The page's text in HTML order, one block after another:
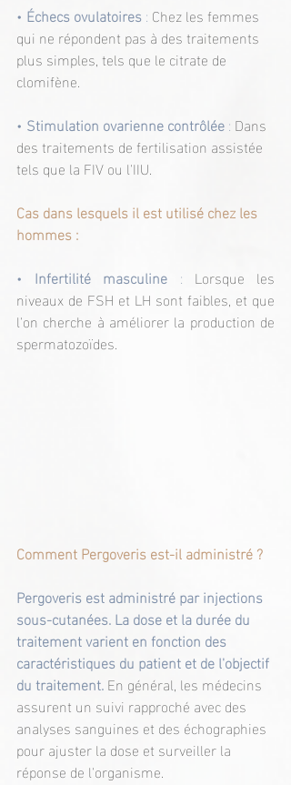
• Échecs ovulatoires : Chez les femmes
qui ne répondent pas à des traitements
plus simples, tels que le citrate de
clomifène.
• Stimulation ovarienne contrôlée : Dans
des traitements de fertilisation assistée
tels que la FIV ou l'IIU.
Cas dans lesquels il est utilisé chez les
hommes :
• Infertilité masculine : Lorsque les
niveaux de FSH et LH sont faibles, et que
l'on cherche à améliorer la production de
spermatozoïdes.
Comment Pergoveris est-il administré ?
Pergoveris est administré par injections
sous-cutanées. La dose et la durée du
traitement varient en fonction des
caractéristiques du patient et de l'objectif
du traitement. En général, les médecins
assurent un suivi rapproché avec des
analyses sanguines et des échographies
pour ajuster la dose et surveiller la
réponse de l'organisme.